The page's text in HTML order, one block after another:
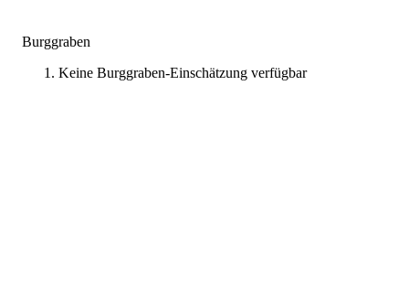
Burggraben
Keine Burggraben-Einschätzung verfügbar